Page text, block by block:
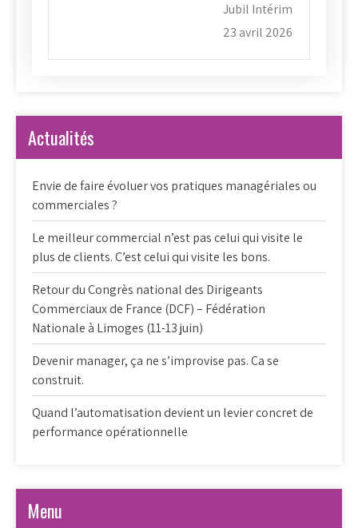
Jubil Intérim
23 avril 2026
Actualités
Envie de faire évoluer vos pratiques managériales ou
commerciales ?
Le meilleur commercial n’est pas celui qui visite le
plus de clients. C’est celui qui visite les bons.
Retour du Congrès national des Dirigeants
Commerciaux de France (DCF) – Fédération
Nationale à Limoges (11-13 juin)
Devenir manager, ça ne s’improvise pas. Ca se
construit.
Quand l’automatisation devient un levier concret de
performance opérationnelle
Menu